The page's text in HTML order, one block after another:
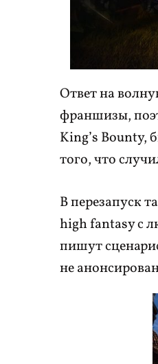
Ответ на
франшизы,
King’s Bounty,
того, что
В перезапуск
high fantasy с
пишут
не